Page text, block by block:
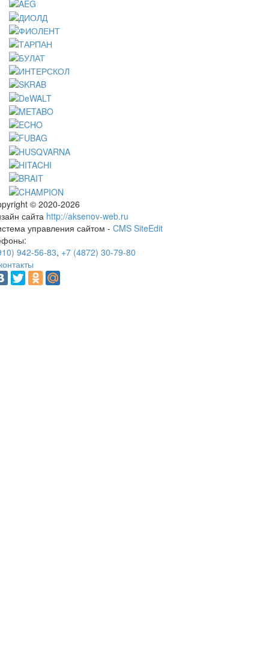
© 2020-2026
сайта http://aksenov-web.ru
управления сайтом - CMS SiteEdit
942-56-83, +7 (4872) 30-79-80